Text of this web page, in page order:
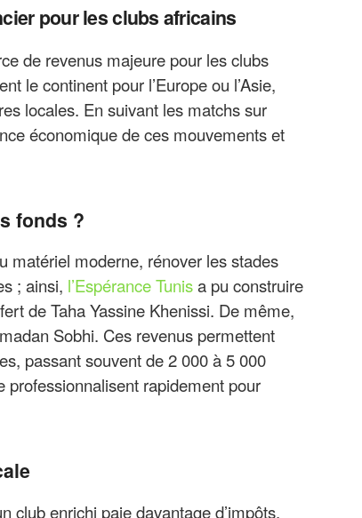
pour les clubs africains
de revenus majeure pour les clubs
le continent pour l’Europe ou l’Asie,
locales. En suivant les matchs sur
économique de ces mouvements et
fonds ?
matériel moderne, rénover les stades
; ainsi, l’Espérance Tunisa pu construire
de Taha Yassine Khenissi. De même,
Sobhi. Ces revenus permettent
passant souvent de 2 000 à 5 000
rapidement pour
club enrichi paie davantage d’impôts,